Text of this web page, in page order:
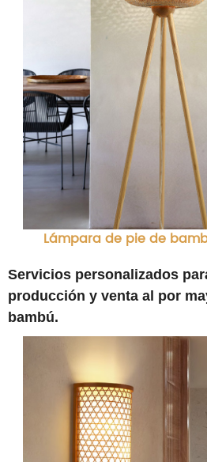
Lámpara de pie de
Servicios personalizados
producción y venta al por
bambú.